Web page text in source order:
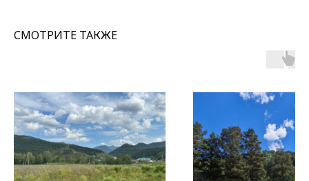
СМОТРИТЕ ТАКЖЕ